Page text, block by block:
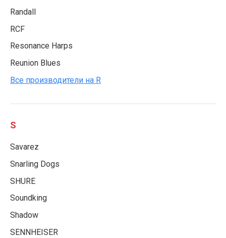
Randall
RCF
Resonance Harps
Reunion Blues
Все производители на R
S
Savarez
Snarling Dogs
SHURE
Soundking
Shadow
SENNHEISER